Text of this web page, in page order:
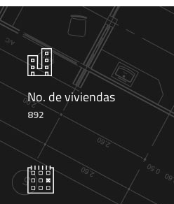
No. de viviendas
892